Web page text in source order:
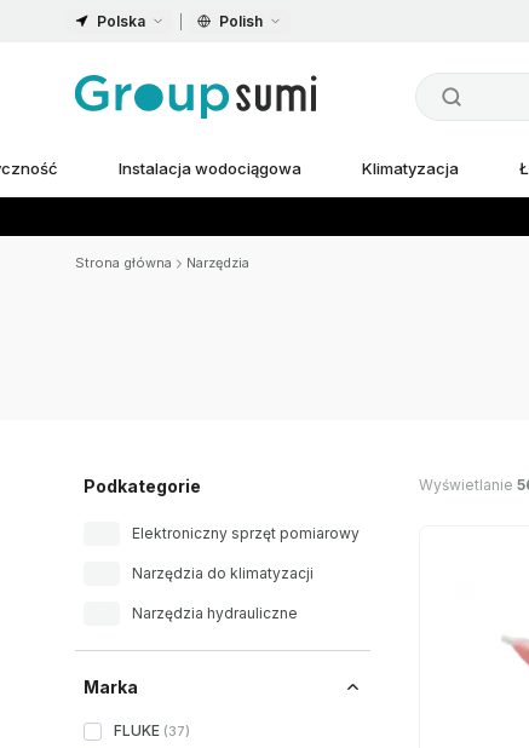
Polska Polish
Instalacja wodociągowa Klimatyzacja
Strona główna Narzędzia
Podkategorie
Elektroniczny sprzęt pomiarowy
Narzędzia do klimatyzacji
Narzędzia hydrauliczne
Marka
FLUKE (37)
Wyświetlanie